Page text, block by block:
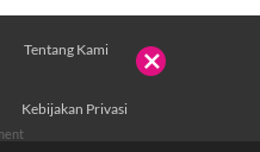
Tentang Kami
Kebijakan Privasi
